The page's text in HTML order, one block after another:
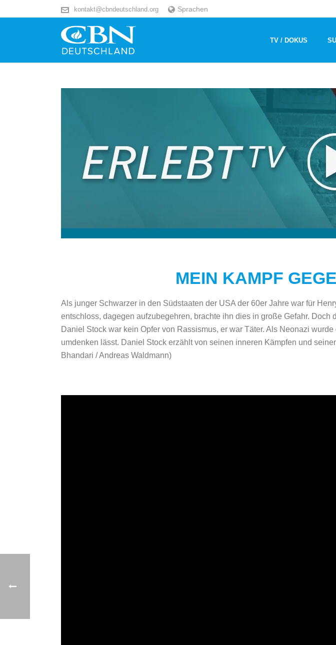
kontakt@cbndeutschland.org Sprachen
TV / DOKUS
MEIN KAMPF
Als junger Schwarzer in den Südstaaten der USA der 60er Jahre war für
entschloss, dagegen aufzubegehren, brachte ihn dies in große Gefahr.
Daniel Stock war kein Opfer von Rassismus, er war Täter. Als Neonazi
umdenken lässt. Daniel Stock erzählt von seinen inneren Kämpfen und
Bhandari / Andreas Waldmann)